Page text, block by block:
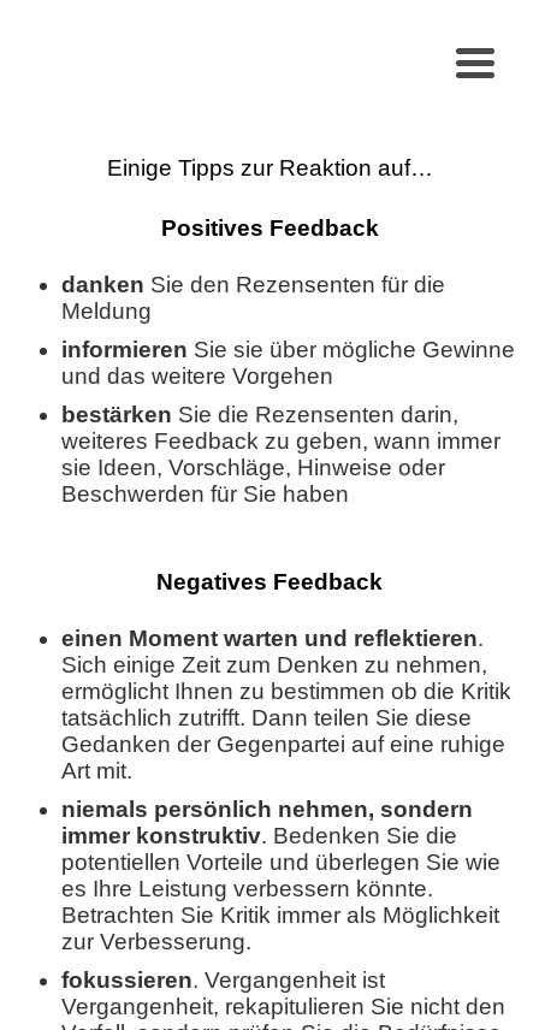
Einige Tipps zur Reaktion auf…
Positives Feedback
danken Sie den Rezensenten für die
Meldung
informieren Sie sie über mögliche Gewinne
und das weitere Vorgehen
bestärken Sie die Rezensenten darin,
weiteres Feedback zu geben, wann immer
sie Ideen, Vorschläge, Hinweise oder
Beschwerden für Sie haben
Negatives Feedback
einen Moment warten und reflektieren.
Sich einige Zeit zum Denken zu nehmen,
ermöglicht Ihnen zu bestimmen ob die Kritik
tatsächlich zutrifft. Dann teilen Sie diese
Gedanken der Gegenpartei auf eine ruhige
Art mit.
niemals persönlich nehmen, sondern
immer konstruktiv. Bedenken Sie die
potentiellen Vorteile und überlegen Sie wie
es Ihre Leistung verbessern könnte.
Betrachten Sie Kritik immer als Möglichkeit
zur Verbesserung.
fokussieren. Vergangenheit ist
Vergangenheit, rekapitulieren Sie nicht den